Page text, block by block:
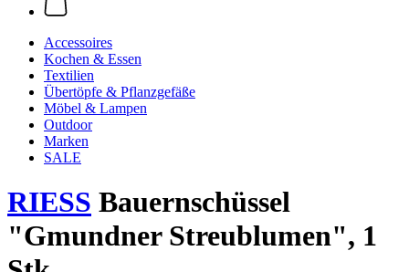
Accessoires
Kochen & Essen
Textilien
Übertöpfe & Pflanzgefäße
Möbel & Lampen
Outdoor
Marken
SALE
RIESS Bauernschüssel
"Gmundner Streublumen", 1